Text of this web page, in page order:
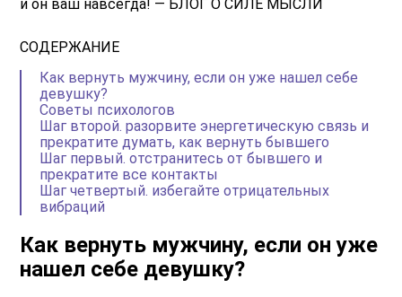
СОДЕРЖАНИЕ
Как вернуть мужчину, если он уже нашел себе
девушку?
Советы психологов
Шаг второй. разорвите энергетическую связь и
прекратите думать, как вернуть бывшего
Шаг первый. отстранитесь от бывшего и
прекратите все контакты
Шаг четвертый. избегайте отрицательных
вибраций
Как вернуть мужчину, если он уже
нашел себе девушку?